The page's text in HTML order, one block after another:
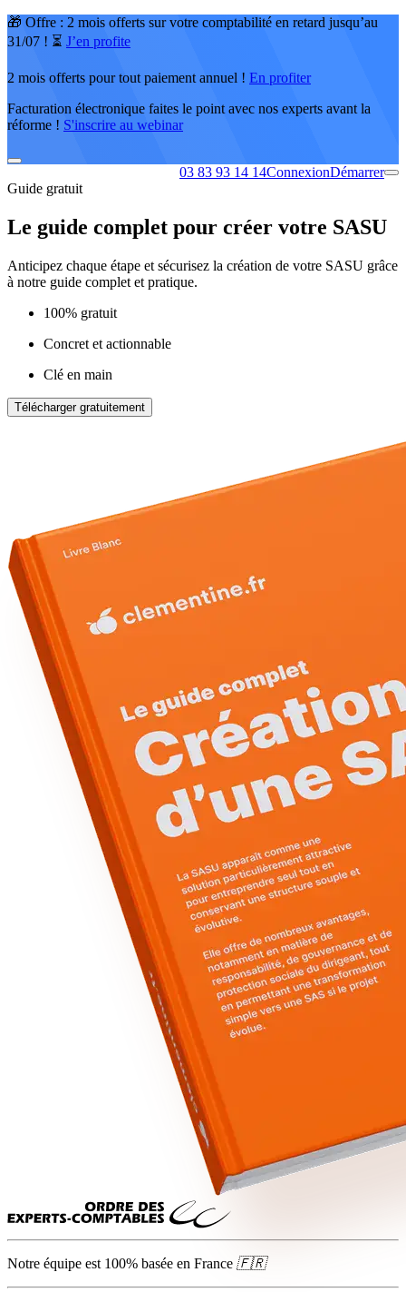
🎁 Offre : 2 mois offerts sur votre comptabilité en retard jusqu’au
31/07 ! ⏳ J’en profite
2 mois offerts pour tout paiement annuel ! En profiter
Facturation électronique faites le point avec nos experts avant la
réforme ! S'inscrire au webinar
03 83 93 14 14ConnexionDémarrer
Guide gratuit
Le guide complet pour créer votre SASU
Anticipez chaque étape et sécurisez la création de votre SASU grâce
à notre guide complet et pratique.
100% gratuit
Concret et actionnable
Clé en main
Télécharger gratuitement
Notre équipe est 100% basée en France 🇫🇷